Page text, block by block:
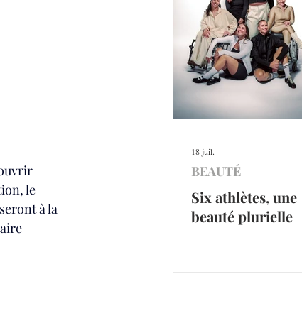
le
à la
Six athlètes, une
beauté plurielle
BEAUTÉ
18 juil.